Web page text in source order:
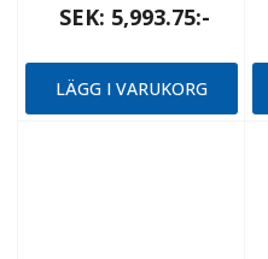
SEK: 5,993.75:-
LÄGG I VARUKORG